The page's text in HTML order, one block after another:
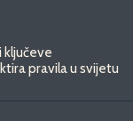
ključeve
pravila u svijetu